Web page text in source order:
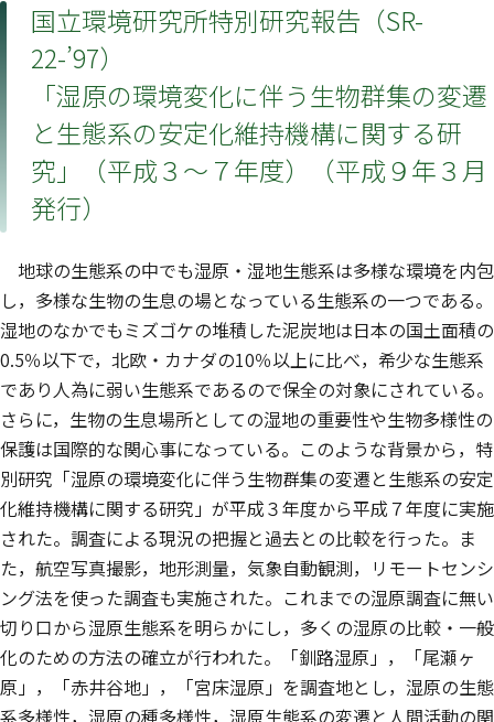
国立環境研究所特別研究報告（SR-
22-’97）
「湿原の環境変化に伴う生物群集の変遷
と生態系の安定化維持機構に関する研
究」（平成３〜７年度）（平成９年３月
発行）
地球の生態系の中でも湿原・湿地生態系は多様な環境を内包
し，多様な生物の生息の場となっている生態系の一つである。
湿地のなかでもミズゴケの堆積した泥炭地は日本の国土面積の
0.5％以下で，北欧・カナダの10％以上に比べ，希少な生態系
であり人為に弱い生態系であるので保全の対象にされている。
さらに，生物の生息場所としての湿地の重要性や生物多様性の
保護は国際的な関心事になっている。このような背景から，特
別研究「湿原の環境変化に伴う生物群集の変遷と生態系の安定
化維持機構に関する研究」が平成３年度から平成７年度に実施
された。調査による現況の把握と過去との比較を行った。ま
た，航空写真撮影，地形測量，気象自動観測，リモートセンシ
ング法を使った調査も実施された。これまでの湿原調査に無い
切り口から湿原生態系を明らかにし，多くの湿原の比較・一般
化のための方法の確立が行われた。「釧路湿原」，「尾瀬ヶ
原」，「赤井谷地」，「宮床湿原」を調査地とし，湿原の生態
系多様性，湿原の種多様性，湿原生態系の変遷と人間活動の関